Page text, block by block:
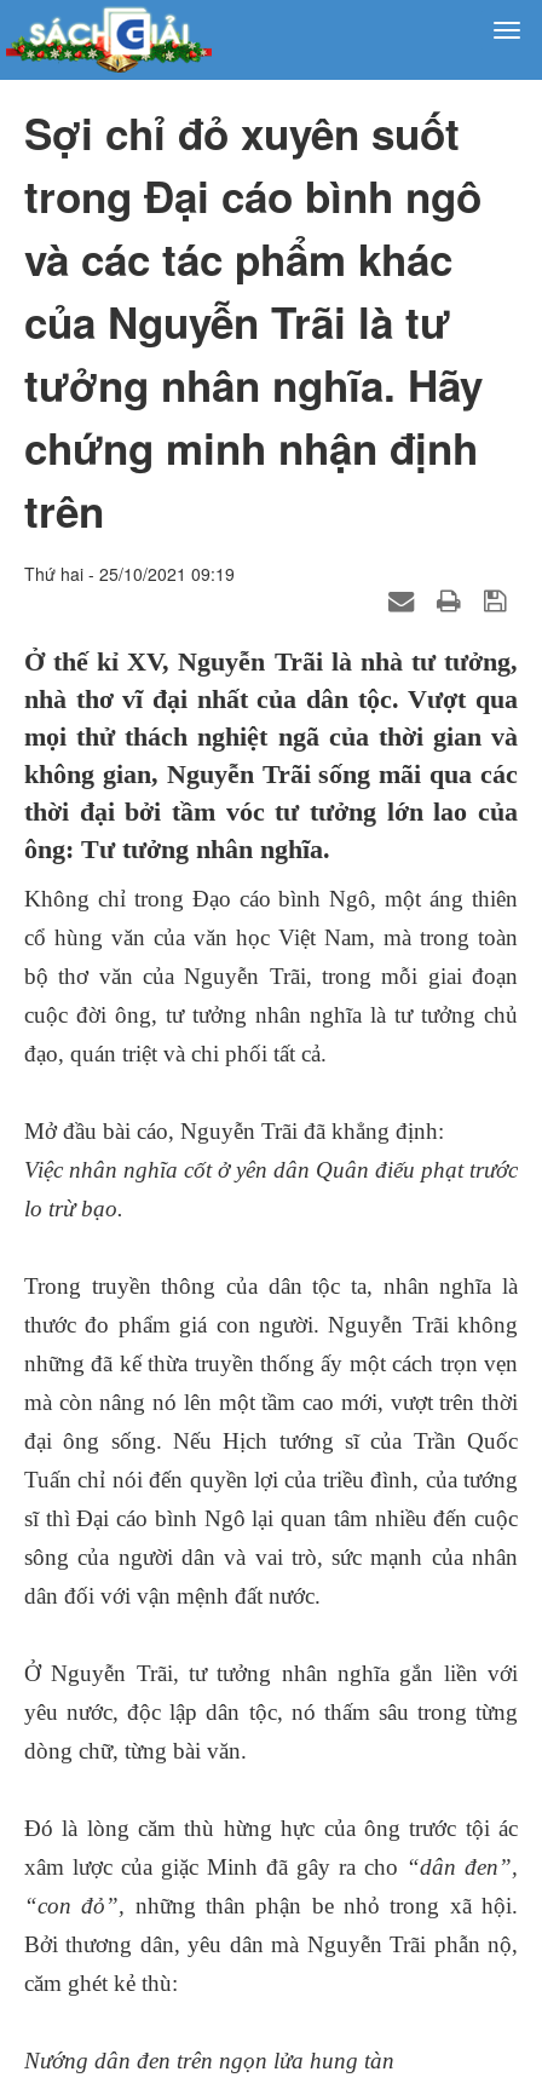
Sợi chỉ đỏ xuyên suốt
trong Đại cáo bình ngô
và các tác phẩm khác
của Nguyễn Trãi là tư
tưởng nhân nghĩa. Hãy
chứng minh nhận định
trên
Thứ hai - 25/10/2021 09:19
Ở thế kỉ XV, Nguyễn Trãi là nhà tư tưởng,
nhà thơ vĩ đại nhất của dân tộc. Vượt qua
mọi thử thách nghiệt ngã của thời gian và
không gian, Nguyễn Trãi sống mãi qua các
thời đại bởi tầm vóc tư tưởng lớn lao của
ông: Tư tưởng nhân nghĩa.
Không chỉ trong Đạo cáo bình Ngô, một áng thiên
cổ hùng văn của văn học Việt Nam, mà trong toàn
bộ thơ văn của Nguyễn Trãi, trong mỗi giai đoạn
cuộc đời ông, tư tưởng nhân nghĩa là tư tưởng chủ
đạo, quán triệt và chi phối tất cả.
Mở đầu bài cáo, Nguyễn Trãi đã khẳng định:
Việc nhân nghĩa cốt ở yên dân Quân điếu phạt trước
lo trừ bạo.
Trong truyền thông của dân tộc ta, nhân nghĩa là
thước đo phẩm giá con người. Nguyễn Trãi không
những đã kế thừa truyền thống ấy một cách trọn vẹn
mà còn nâng nó lên một tầm cao mới, vượt trên thời
đại ông sống. Nếu Hịch tướng sĩ của Trần Quốc
Tuấn chỉ nói đến quyền lợi của triều đình, của tướng
sĩ thì Đại cáo bình Ngô lại quan tâm nhiều đến cuộc
sông của người dân và vai trò, sức mạnh của nhân
dân đối với vận mệnh đất nước.
Ở Nguyễn Trãi, tư tưởng nhân nghĩa gắn liền với
yêu nước, độc lập dân tộc, nó thấm sâu trong từng
dòng chữ, từng bài văn.
Đó là lòng căm thù hừng hực của ông trước tội ác
xâm lược của giặc Minh đã gây ra cho “dân đen”,
“con đỏ”, những thân phận be nhỏ trong xã hội.
Bởi thương dân, yêu dân mà Nguyễn Trãi phẫn nộ,
căm ghét kẻ thù:
Nướng dân đen trên ngọn lửa hung tàn